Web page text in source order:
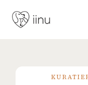
Inhalt
springen